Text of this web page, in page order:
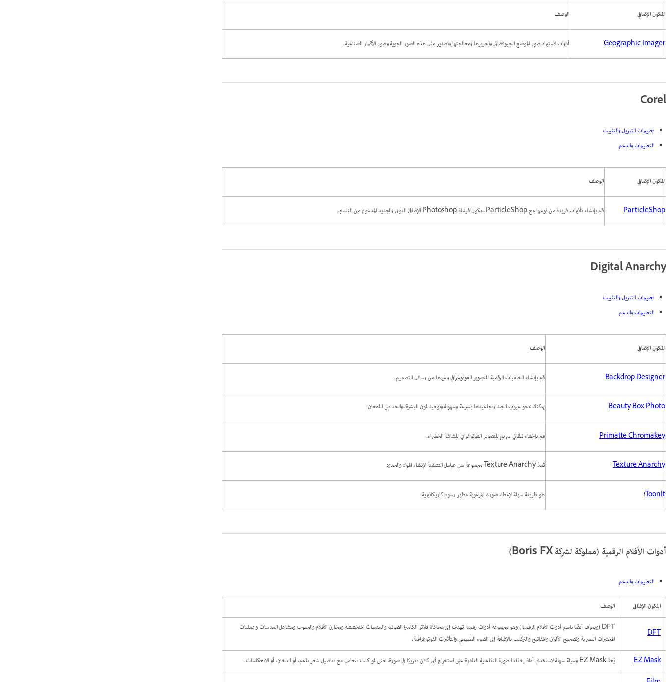
المكون الإضافي الوصف
Geographic Imager أدوات لاستيراد صور الموضع الجيوفضائي وتحريرها ومعالجتها وتصدير مثل هذه الصور الجوية وصور الأقمار الصناعية.
Corel
تعليمات التنزيل والتثبيت
التعليمات والدعم
المكون الإضافي الوصف
ParticleShop قم بإنشاء تأثيرات فريدة من نوعها مع ParticleShop، مكون فرشاة Photoshop الإضافي القوي والجديد المدعوم من الناسخ.
Digital Anarchy
تعليمات التنزيل والتثبيت
التعليمات والدعم
المكون الإضافي الوصف
Backdrop Designer قم بإنشاء الخلفيات الرقمية للتصوير الفوتوغرافي وغيرها من وسائل التصميم.
Beauty Box Photo يمكنك محو عيوب الجلد وتجاعيدها بسرعة وسهولة وتوحيد لون البشرة، والحد من اللمعان.
Primatte Chromakey قم بإخفاء تلقائي سريع للتصوير الفوتوغرافي للشاشة الخضراء.
Texture Anarchy تُعدّ Texture Anarchy مجموعة من عوامل التصفية لإنشاء المواد والحدود
ToonIt! هو طريقة سهلة لإعطاء صورك المرغوبة مظهر رسوم كاريكاتيرية.
أدوات الأفلام الرقمية (مملوكة لشركة Boris FX)
التعليمات والدعم
المكون الإضافي الوصف
DFT
DFT (ويعرف أيضًا باسم أدوات الأفلام الرقمية) وهو مجموعة أدوات رقمية تهدف إلى محاكاة فلاتر الكاميرا الضوئية والعدسات المتخصصة ومخازن الأفلام والحبوب ومشاعل العدسات وعمليات
المختبرات البصرية وتصحيح الألوان والمفاتيح والتركيب بالإضافة إلى الضوء الطبيعي والتأثيرات الفوتوغرافية.
EZ Mask
يُعدّ EZ Mask وسيلة سهلة لاستخدام أداة إخفاء الصورة التفاعلية القادرة على استخراج أي كائن تقريبًا في صورة، حتى لو كنت تتعامل مع تفاصيل شعر ناعم، أو الدخان، أو الانعكاسات.